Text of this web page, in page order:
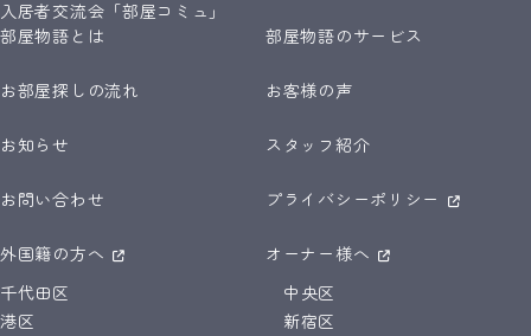
入居者交流会「部屋コミュ」
部屋物語とは
部屋物語のサービス
お部屋探しの流れ お客様の声
お知らせ スタッフ紹介
お問い合わせ プライバシーポリシー
外国籍の方へ
オーナー様へ
千代田区
中央区
港区
新宿区